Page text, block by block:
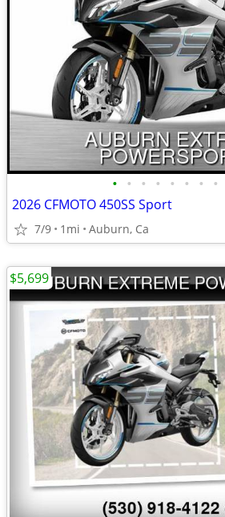
• • • • • • • •
2026 CFMOTO 450SS Sport
7/9 1mi Auburn, Ca
$5,699